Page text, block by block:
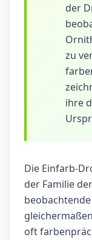
der
zu
ihre
Die Einfarb-
der Familie
oft